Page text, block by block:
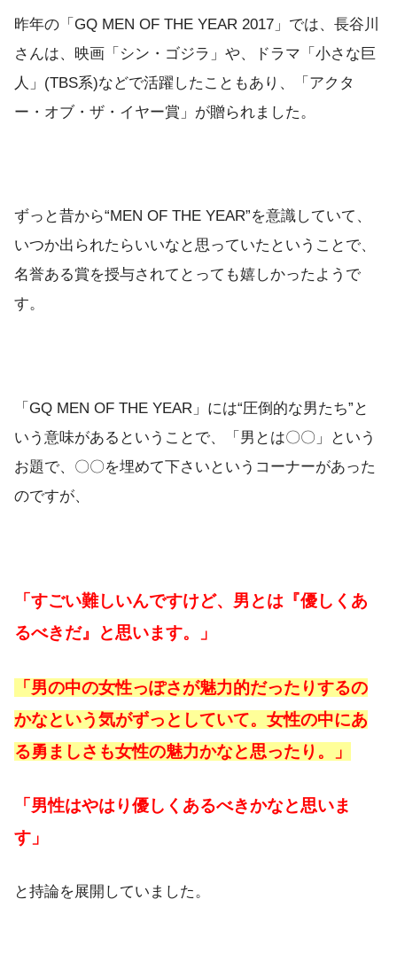
昨年の「GQ MEN OF THE YEAR 2017」では、長谷川
さんは、映画「シン・ゴジラ」や、ドラマ「小さな巨
人」(TBS系)などで活躍したこともあり、「アクタ
ー・オブ・ザ・イヤー賞」が贈られました。
ずっと昔から“MEN OF THE YEAR”を意識していて、
いつか出られたらいいなと思っていたということで、
名誉ある賞を授与されてとっても嬉しかったようで
す。
「GQ MEN OF THE YEAR」には“圧倒的な男たち”と
いう意味があるということで、「男とは〇〇」という
お題で、〇〇を埋めて下さいというコーナーがあった
のですが、
「すごい難しいんですけど、男とは『優しくあ
るべきだ』と思います。」
「男の中の女性っぽさが魅力的だったりするの
かなという気がずっとしていて。女性の中にあ
る勇ましさも女性の魅力かなと思ったり。」
「男性はやはり優しくあるべきかなと思いま
す」
と持論を展開していました。